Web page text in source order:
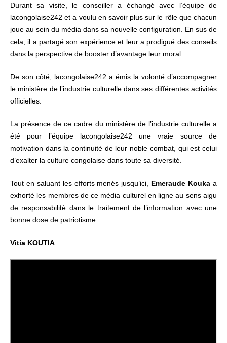
Durant sa visite, le conseiller a échangé avec l’équipe de
lacongolaise242 et a voulu en savoir plus sur le rôle que chacun
joue au sein du média dans sa nouvelle configuration. En sus de
cela, il a partagé son expérience et leur a prodigué des conseils
dans la perspective de booster d’avantage leur moral.
De son côté, lacongolaise242 a émis la volonté d’accompagner
le ministère de l’industrie culturelle dans ses différentes activités
officielles.
La présence de ce cadre du ministère de l’industrie culturelle a
été pour l’équipe lacongolaise242 une vraie source de
motivation dans la continuité de leur noble combat, qui est celui
d’exalter la culture congolaise dans toute sa diversité.
Tout en saluant les efforts menés jusqu’ici, Emeraude Kouka a
exhorté les membres de ce média culturel en ligne au sens aigu
de responsabilité dans le traitement de l’information avec une
bonne dose de patriotisme.
Vitia KOUTIA